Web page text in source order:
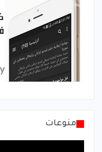
منوعات